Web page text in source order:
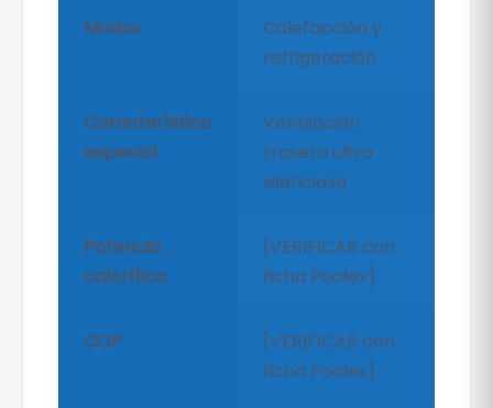
Modos
Calefacción y
refrigeración
Característica
especial
Ventilación
trasera ultra
silenciosa
Potencia
calorífica
[VERIFICAR con
ficha Poolex]
COP
[VERIFICAR con
ficha Poolex]